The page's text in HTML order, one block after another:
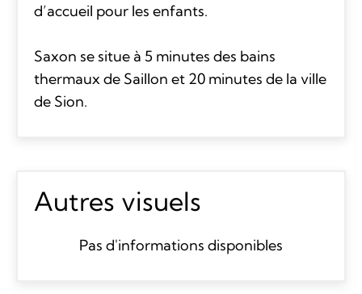
d’accueil pour les enfants.
Saxon se situe à 5 minutes des bains
thermaux de Saillon et 20 minutes de la ville
de Sion.
Autres visuels
Pas d'informations disponibles